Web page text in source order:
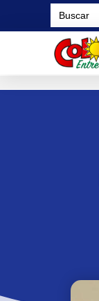
Search
for: